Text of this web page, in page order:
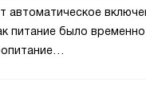
автоматическое
питание было временно